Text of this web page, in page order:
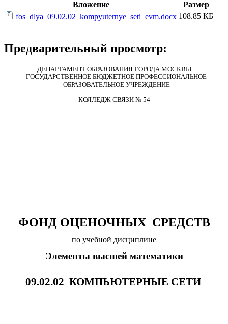
Вложение
Размер
fos_dlya_09.02.02_kompyuternye_seti_evm.docx 108.85 КБ
Предварительный просмотр:
ДЕПАРТАМЕНТ ОБРАЗОВАНИЯ ГОРОДА МОСКВЫ
ГОСУДАРСТВЕННОЕ БЮДЖЕТНОЕ ПРОФЕССИОНАЛЬНОЕ
ОБРАЗОВАТЕЛЬНОЕ УЧРЕЖДЕНИЕ
КОЛЛЕДЖ СВЯЗИ № 54
ФОНД ОЦЕНОЧНЫХ СРЕДСТВ
по учебной дисциплине
Элементы высшей математики
09.02.02 КОМПЬЮТЕРНЫЕ СЕТИ